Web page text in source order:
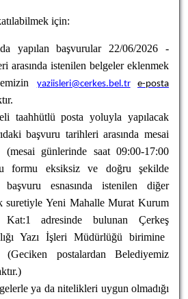
için:
yapılan başvurular 22/06/2026 -
arasında istenilen belgeler eklenmek
yaziisleri@cerkes.bel.tr e-posta
taahhütlü posta yoluyla yapılacak
başvuru tarihleri arasında mesai
(mesai günlerinde saat 09:00-17:00
formu eksiksiz ve doğru şekilde
esnasında istenilen diğer
suretiyle Yeni Mahalle Murat Kurum
adresinde bulunan Çerkeş
Yazı İşleri Müdürlüğü birimine
(Geciken postalardan Belediyemiz
ya da nitelikleri uygun olmadığı